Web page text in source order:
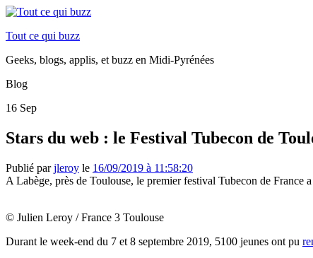
Tout ce qui buzz
Geeks, blogs, applis, et buzz en Midi-Pyrénées
Blog
16 Sep
Stars du web : le Festival Tubecon de
Publié parjleroy le 16/09/2019 à 11:58:20
A Labège, près de Toulouse, le premier festival Tubecon de France
© Julien Leroy / France 3 Toulouse
Durant le week-end du 7 et 8 septembre 2019, 5100 jeunes ont pu